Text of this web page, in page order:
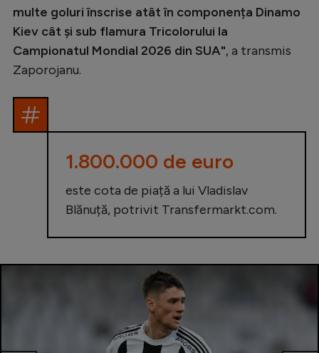
multe goluri înscrise atât în componența Dinamo
Kiev cât și sub flamura Tricolorului la
Campionatul Mondial 2026 din SUA", a transmis
Zaporojanu.
1.800.000 de euro
este cota de piață a lui Vladislav
Blănuță, potrivit Transfermarkt.com.